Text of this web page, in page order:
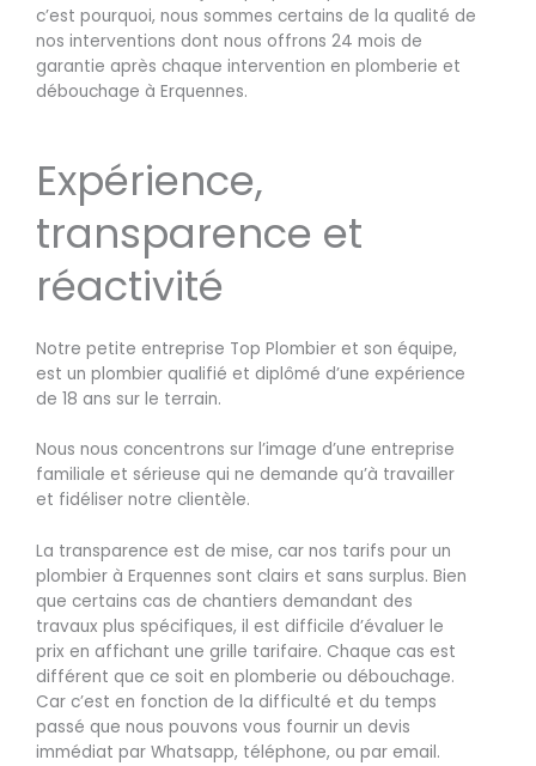
c’est pourquoi, nous sommes certains de la qualité de
nos interventions dont nous offrons 24 mois de
garantie après chaque intervention en plomberie et
débouchage à Erquennes.
Expérience,
transparence et
réactivité
Notre petite entreprise Top Plombier et son équipe,
est un plombier qualifié et diplômé d’une expérience
de 18 ans sur le terrain.
Nous nous concentrons sur l’image d’une entreprise
familiale et sérieuse qui ne demande qu’à travailler
et fidéliser notre clientèle.
La transparence est de mise, car nos tarifs pour un
plombier à Erquennes sont clairs et sans surplus. Bien
que certains cas de chantiers demandant des
travaux plus spécifiques, il est difficile d’évaluer le
prix en affichant une grille tarifaire. Chaque cas est
différent que ce soit en plomberie ou débouchage.
Car c’est en fonction de la difficulté et du temps
passé que nous pouvons vous fournir un devis
immédiat par Whatsapp, téléphone, ou par email.